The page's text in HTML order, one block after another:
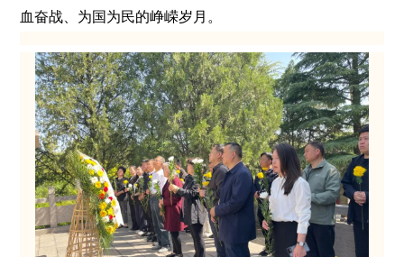
血奋战、为国为民的峥嵘岁月。